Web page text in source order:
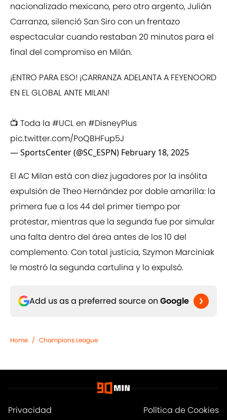
nacionalizado mexicano, pero otro argento, Julián
Carranza, silenció San Siro con un frentazo
espectacular cuando restaban 20 minutos para el
final del compromiso en Milán.
¡ENTRO PARA ESO! ¡CARRANZA ADELANTA A FEYENOORD
EN EL GLOBAL ANTE MILAN!
📺 Toda la #UCLen #DisneyPlus
pic.twitter.com/PoQBHFup5J
— SportsCenter (@SC_ESPN) February 18, 2025
El AC Milan está con diez jugadores por la insólita
expulsión de Theo Hernández por doble amarilla: la
primera fue a los 44 del primer tiempo por
protestar, mientras que la segunda fue por simular
una falta dentro del área antes de los 10 del
complemento. Con total justicia, Szymon Marciniak
le mostró la segunda cartulina y lo expulsó.
Add us as a preferred source on Google
Home / Champions League
Privacidad Política de Cookies